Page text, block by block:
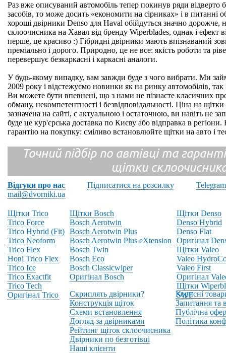
Раз вже описуваний автомобіль тепер покинув ряди
засобів, то може досить «економити на сірниках» і в питанні
хороші двірники Denso для Haval обійдуться значно дорожче,
склоочисника на Хавал від бренду Wiperblades, однак і ефект
перше, це красиво :) Гібридні двірники мають впізнаваний
преміально і дорого. Природно, це не все: якість роботи та
перевершує безкаркасні і каркасні аналоги.
У будь-якому випадку, вам завжди буде з чого вибрати. Ми
2009 року і відстежуємо новинки як на ринку автомобілів, так
Ви можете бути впевнені, що з нами не пізнаєте класичних
обману, некомпетентності і безвідповідальності. Ціна на
зазначена на сайті, є актуальною і остаточною, ви навіть не
буде це кур'єрська доставка по Києву або відправка в
гарантію на покупку: сміливо встановлюйте щітки на авто і
Точний підбір по автівці та
щітки
Відгуки про нас Підписатися на розсилку
Telegram
mail@dvorniki.ua
Щітки Trico
Trico Force
Trico Hybrid (Fit)
Trico Neoform
Trico Flex
Нові Trico Flex
Trico Ice
Trico Exactfit
Trico Tech
Оригінал Trico
Щітки Bosch
Bosch Aerotwin
Bosch Aerotwin Plus
Bosch Aerotwin Plus eXtension
Bosch Twin
Bosch Eco
Bosch Classicwiper
Оригінал Bosch
Щітки Denso
Denso Hybrid
Denso Flat
Оригінал
Щітки Valeo
Valeo
Valeo First
Оригінал
Щітки
SWF
Скриплять двірники?
Конструкція щіток
Схеми встановлення
Догляд за двірниками
Рейтинг щіток склоочисника
Двірники по безготівці
Наші клієнти
Корисні
Запитання та
Публічна
Політика